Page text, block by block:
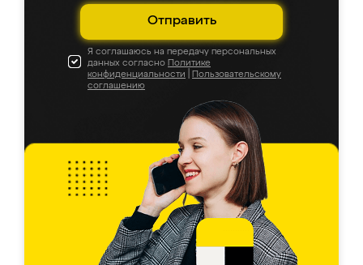
Отправить
Я соглашаюсь на передачу персональных
данных согласно Политике
конфиденциальности
Пользовательскому
соглашению